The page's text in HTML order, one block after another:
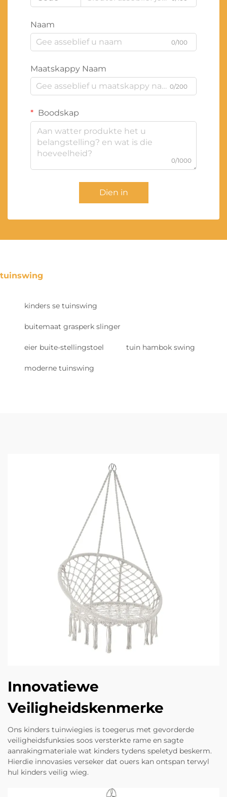
Naam
0/100
Maatskappy Naam
0/200
Boodskap
0/1000
Dien in
tuinswing
kinders se tuinswing
buitemaat grasperk slinger
eier buite-stellingstoel tuin hambok swing
moderne tuinswing
Innovatiewe
Veiligheidskenmerke
Ons kinders tuinwiegies is toegerus met gevorderde
veiligheidsfunksies soos versterkte rame en sagte
aanrakingmateriale wat kinders tydens speletyd beskerm.
Hierdie innovasies verseker dat ouers kan ontspan terwyl
hul kinders veilig wieg.